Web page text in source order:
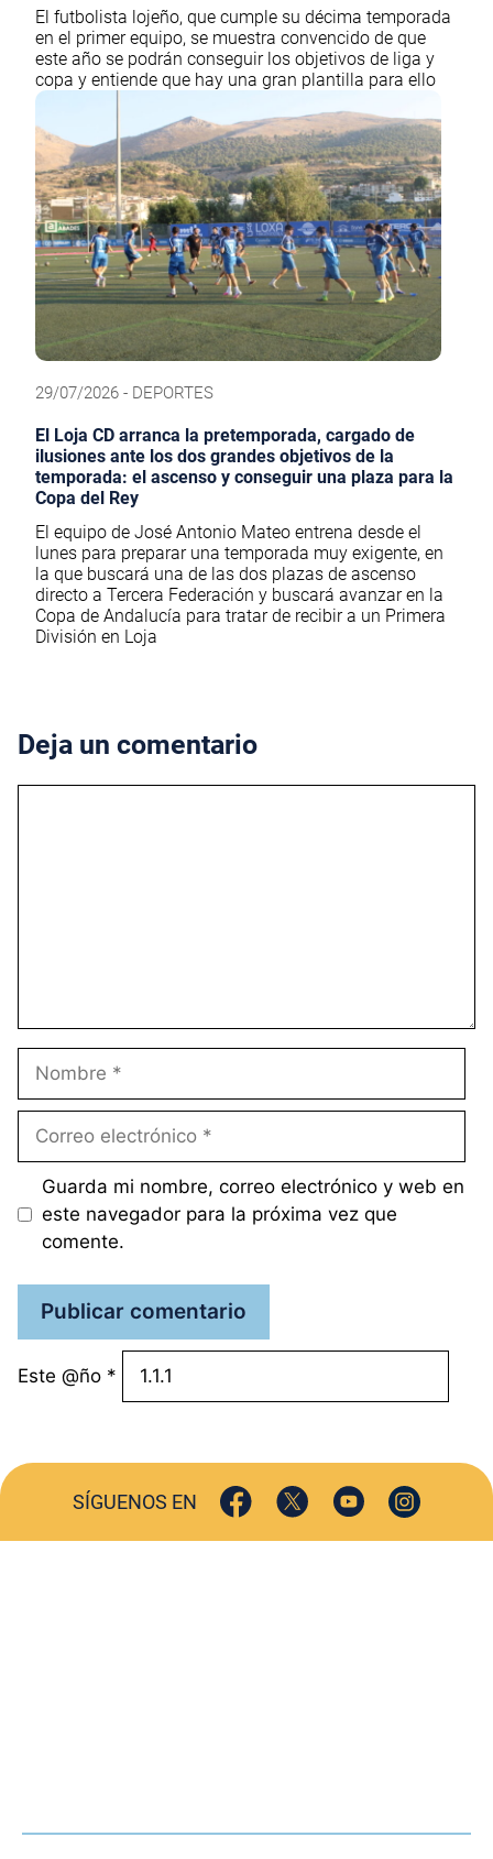
El futbolista lojeño, que cumple su décima temporada
en el primer equipo, se muestra convencido de que
este año se podrán conseguir los objetivos de liga y
copa y entiende que hay una gran plantilla para ello
29/07/2026 - DEPORTES
El Loja CD arranca la pretemporada, cargado de
ilusiones ante los dos grandes objetivos de la
temporada: el ascenso y conseguir una plaza para la
Copa del Rey
El equipo de José Antonio Mateo entrena desde el
lunes para preparar una temporada muy exigente, en
la que buscará una de las dos plazas de ascenso
directo a Tercera Federación y buscará avanzar en la
Copa de Andalucía para tratar de recibir a un Primera
División en Loja
Deja un comentario
Nombre
Correo
Guarda mi nombre, correo electrónico y web en
este navegador para la próxima vez que
comente.
Este @ño *
SÍGUENOS EN